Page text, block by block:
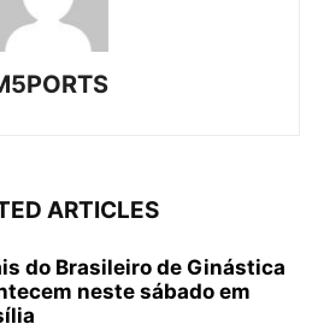
ARTICLES
do Brasileiro de Ginástica
neste sábado em